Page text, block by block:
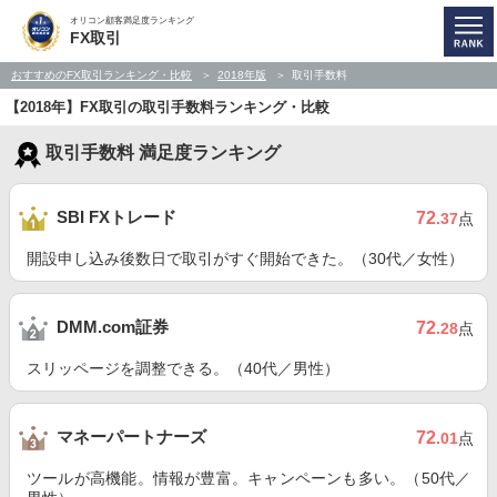
オリコン顧客満足度ランキング
FX取引
おすすめのFX取引ランキング・比較 2018年版 取引手数料
【2018年】FX取引の取引手数料ランキング・比較
取引手数料 満足度ランキング
SBI FXトレード 72.37点
開設申し込み後数日で取引がすぐ開始できた。（30代／女性）
DMM.com証券 72.28点
スリッページを調整できる。（40代／男性）
マネーパートナーズ 72.01点
ツールが高機能。情報が豊富。キャンペーンも多い。（50代／